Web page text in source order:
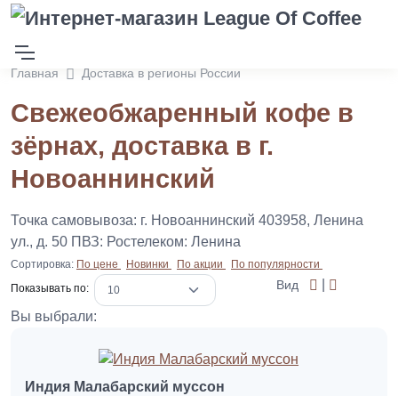
Главная Доставка в регионы России
Свежеобжаренный кофе в
зёрнах, доставка в г.
Новоаннинский
Точка самовывоза: г. Новоаннинский 403958, Ленина
ул., д. 50 ПВЗ: Ростелеком: Ленина
Сортировка: По цене Новинки По акции
По популярности
Показывать по:
Вид
Вы выбрали:
Индия Малабарский муссон